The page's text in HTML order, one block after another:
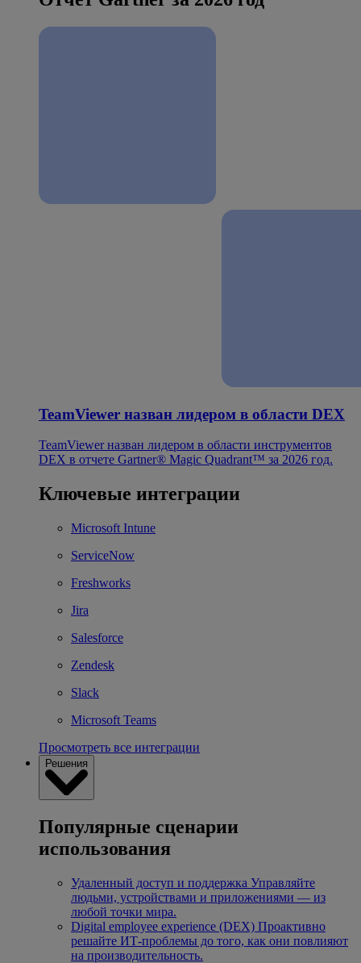
TeamViewer назван лидером в области DEX
TeamViewer назван лидером в области инструментов
DEX в отчете Gartner® Magic Quadrant™ за 2026 год.
Ключевые интеграции
Microsoft Intune
ServiceNow
Freshworks
Jira
Salesforce
Zendesk
Slack
Microsoft Teams
Просмотреть все интеграции
Решения
Популярные сценарии
использования
Удаленный доступ и поддержка Управляйте
людьми, устройствами и приложениями — из
любой точки мира.
Digital employee experience (DEX) Проактивно
решайте ИТ-проблемы до того, как они повлияют
на производительность.